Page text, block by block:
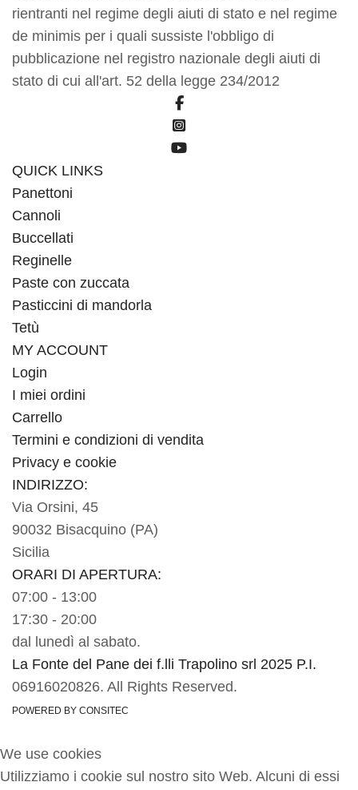
rientranti nel regime degli aiuti di stato e nel regime
de minimis per i quali sussiste l'obbligo di
pubblicazione nel registro nazionale degli aiuti di
stato di cui all'art. 52 della legge 234/2012
fab
fa-
facebook-
fab
fa-
fab
QUICK LINKS
Panettoni
Cannoli
Buccellati
Reginelle
Paste con zuccata
Pasticcini di mandorla
Tetù
MY ACCOUNT
Login
I miei ordini
Carrello
Termini e condizioni di vendita
Privacy e cookie
INDIRIZZO:
Via Orsini, 45
90032 Bisacquino (PA)
Sicilia
ORARI DI APERTURA:
07:00 - 13:00
17:30 - 20:00
dal lunedì al sabato.
La Fonte del Pane dei f.lli Trapolino srl 2025 P.I.
06916020826. All Rights Reserved.
POWERED BY CONSITEC
We use cookies
Utilizziamo i cookie sul nostro sito Web. Alcuni di essi